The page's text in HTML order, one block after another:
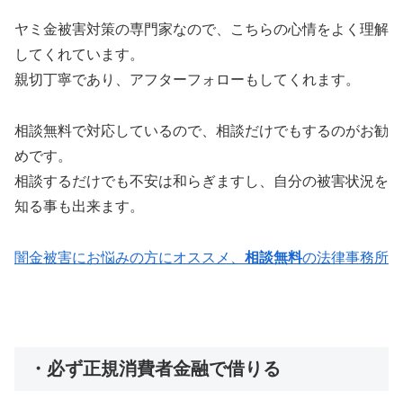
ヤミ金被害対策の専門家なので、こちらの心情をよく理解
してくれています。
親切丁寧であり、アフターフォローもしてくれます。
相談無料で対応しているので、相談だけでもするのがお勧
めです。
相談するだけでも不安は和らぎますし、自分の被害状況を
知る事も出来ます。
闇金被害にお悩みの方にオススメ、 相談無料の法律事務所
・必ず正規消費者金融で借りる